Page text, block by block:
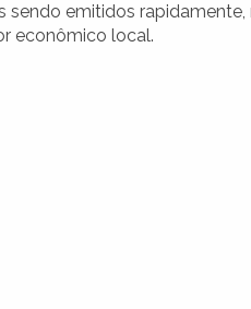
emitidos
econômico local.